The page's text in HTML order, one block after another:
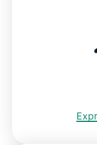
ExpressVPN의
VPN과 함께 최
PC, Mac, iOS,